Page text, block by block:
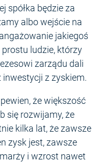
spółka będzie za
albo wejście na
jakiegoś
ludzie, którzy
zarządu dali
z zyskiem.
że większość
się rozwijamy, że
kilka lat, że zawsze
zysk jest, zawsze
i wzrost nawet